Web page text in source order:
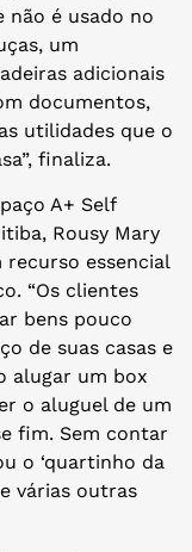
não é usado no
um
adicionais
documentos,
utilidades que o
finaliza.
A+ Self
Rousy Mary
recurso essencial
“Os clientes
bens pouco
de suas casas e
alugar um box
o aluguel de um
fim. Sem contar
o ‘quartinho da
várias outras